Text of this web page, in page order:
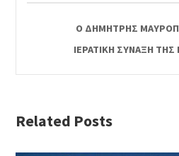
Ο ΔΗΜΗΤΡΗΣ
ΙΕΡΑΤΙΚΗ ΣΥΝΑΞΗ
Related Posts